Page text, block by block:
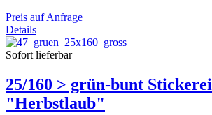
Preis auf Anfrage
Details
Sofort lieferbar
25/160 > grün-bunt Stickerei
"Herbstlaub"